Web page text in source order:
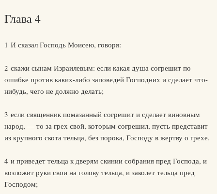
Глава 4
1 И сказал Господь Моисею, говоря:
2 скажи сынам Израилевым: если какая душа согрешит по
ошибке против каких-либо заповедей Господних и сделает что-
нибудь, чего не должно делать;
3 если священник помазанный согрешит и сделает виновным
народ, — то за грех свой, которым согрешил, пусть представит
из крупного скота тельца, без порока, Господу в жертву о грехе,
4 и приведет тельца к дверям скинии собрания пред Господа, и
возложит руки свои на голову тельца, и заколет тельца пред
Господом;